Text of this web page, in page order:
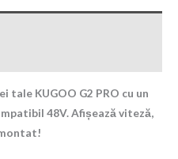
KUGOO G2 PRO cu un
48V. Afișează viteză,